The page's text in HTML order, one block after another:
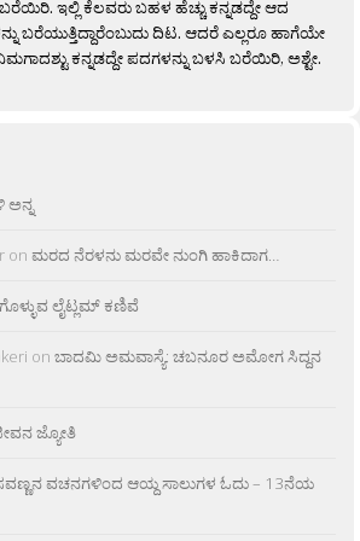
ಇಲ್ಲಿ ಕೆಲವರು ಬಹಳ ಹೆಚ್ಚು ಕನ್ನಡದ್ದೇ ಆದ
ಬರೆಯುತ್ತಿದ್ದಾರೆಂಬುದು ದಿಟ. ಆದರೆ ಎಲ್ಲರೂ ಹಾಗೆಯೇ
ಕನ್ನಡದ್ದೇ ಪದಗಳನ್ನು ಬಳಸಿ ಬರೆಯಿರಿ, ಅಶ್ಟೇ.
ಅನ್ನ
on ಮರದ ನೆರಳನು ಮರವೇ ನುಂಗಿ ಹಾಕಿದಾಗ…
ಲೈಟ್ಲಮ್ ಕಣಿವೆ
on ಬಾದಮಿ ಅಮವಾಸ್ಯೆ: ಚಬನೂರ ಅಮೋಗ ಸಿದ್ದನ
ಜ್ಯೋತಿ
ವಚನಗಳಿಂದ ಆಯ್ದ ಸಾಲುಗಳ ಓದು – 13ನೆಯ